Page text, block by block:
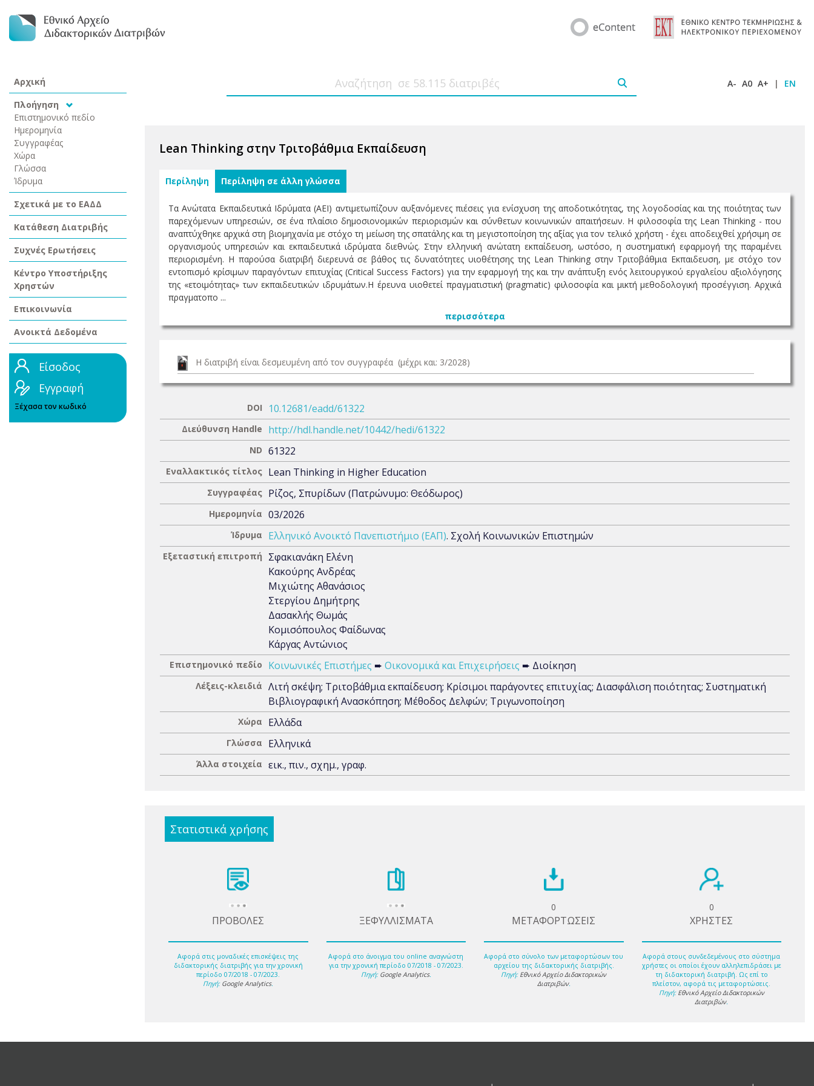
Αρχική
Πλοήγηση
Επιστημονικό πεδίο
Ημερομηνία
Συγγραφέας
Χώρα
Γλώσσα
Ίδρυμα
Σχετικά με το ΕΑΔΔ
Κατάθεση Διατριβής
Συχνές Ερωτήσεις
Κέντρο Υποστήριξης
Χρηστών
Επικοινωνία
Ανοικτά Δεδομένα
Είσοδος
Εγγραφή
Ξέχασα τον κωδικό
A- A0 A+ | EN
Lean Thinking στην Τριτοβάθμια Εκπαίδευση
Περίληψη Περίληψη σε άλλη γλώσσα
Τα Ανώτατα Εκπαιδευτικά Ιδρύματα (ΑΕΙ) αντιμετωπίζουν αυξανόμενες πιέσεις για ενίσχυση της αποδοτικότητας, της λογοδοσίας και της ποιότητας των
παρεχόμενων υπηρεσιών, σε ένα πλαίσιο δημοσιονομικών περιορισμών και σύνθετων κοινωνικών απαιτήσεων. Η φιλοσοφία της Lean Thinking - που
αναπτύχθηκε αρχικά στη βιομηχανία με στόχο τη μείωση της σπατάλης και τη μεγιστοποίηση της αξίας για τον τελικό χρήστη - έχει αποδειχθεί χρήσιμη σε
οργανισμούς υπηρεσιών και εκπαιδευτικά ιδρύματα διεθνώς. Στην ελληνική ανώτατη εκπαίδευση, ωστόσο, η συστηματική εφαρμογή της παραμένει
περιορισμένη. Η παρούσα διατριβή διερευνά σε βάθος τις δυνατότητες υιοθέτησης της Lean Thinking στην Τριτοβάθμια Εκπαιδευση, με στόχο τον
εντοπισμό κρίσιμων παραγόντων επιτυχίας (Critical Success Factors) για την εφαρμογή της και την ανάπτυξη ενός λειτουργικού εργαλείου αξιολόγησης
της «ετοιμότητας» των εκπαιδευτικών ιδρυμάτων.Η έρευνα υιοθετεί πραγματιστική (pragmatic) φιλοσοφία και μικτή μεθοδολογική προσέγγιση. Αρχικά
πραγματοπο ...
περισσότερα
Η διατριβή είναι δεσμευμένη από τον συγγραφέα (μέχρι και: 3/2028)
DOI 10.12681/eadd/61322
Διεύθυνση Handle http://hdl.handle.net/10442/hedi/61322
ND 61322
Εναλλακτικός τίτλος Lean Thinking in Higher Education
Συγγραφέας Ρίζος, Σπυρίδων (Πατρώνυμο: Θεόδωρος)
Ημερομηνία 03/2026
Ίδρυμα Ελληνικό Ανοικτό Πανεπιστήμιο (ΕΑΠ). Σχολή Κοινωνικών Επιστημών
Εξεταστική επιτροπή
Σφακιανάκη Ελένη
Κακούρης Ανδρέας
Μιχιώτης Αθανάσιος
Στεργίου Δημήτρης
Δασακλής Θωμάς
Κομισόπουλος Φαίδωνας
Κάργας Αντώνιος
Επιστημονικό πεδίο Κοινωνικές Επιστήμες ➨ Οικονομικά και Επιχειρήσεις ➨ Διοίκηση
Λέξεις-κλειδιά Λιτή σκέψη; Τριτοβάθμια εκπαίδευση; Κρίσιμοι παράγοντες επιτυχίας; Διασφάλιση ποιότητας; Συστηματική
Βιβλιογραφική Ανασκόπηση; Μέθοδος Δελφών; Τριγωνοποίηση
Χώρα Ελλάδα
Γλώσσα Ελληνικά
Άλλα στοιχεία εικ., πιν., σχημ., γραφ.
Στατιστικά χρήσης
ΠΡΟΒΟΛΕΣ
Αφορά στις μοναδικές επισκέψεις της
διδακτορικής διατριβής για την χρονική
περίοδο 07/2018 - 07/2023.
Πηγή: Google Analytics.
ΞΕΦΥΛΛΙΣΜΑΤΑ
Αφορά στο άνοιγμα του online αναγνώστη
για την χρονική περίοδο 07/2018 - 07/2023.
Πηγή: Google Analytics.
0
ΜΕΤΑΦΟΡΤΩΣΕΙΣ
Αφορά στο σύνολο των μεταφορτώσων του
αρχείου της διδακτορικής διατριβής.
Πηγή: Εθνικό Αρχείο Διδακτορικών
Διατριβών.
0
ΧΡΗΣΤΕΣ
Αφορά στους συνδεδεμένους στο σύστημα
χρήστες οι οποίοι έχουν αλληλεπιδράσει με
τη διδακτορική διατριβή. Ως επί το
πλείστον, αφορά τις μεταφορτώσεις.
Πηγή: Εθνικό Αρχείο Διδακτορικών
Διατριβών.